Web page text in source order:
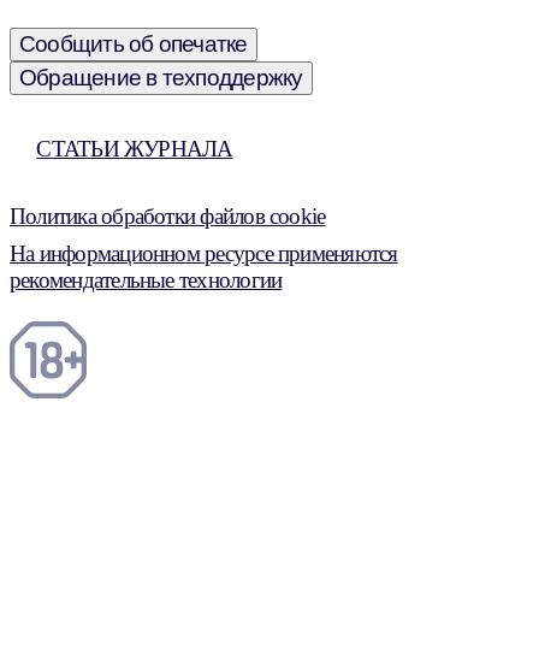
Сообщить об опечатке
Обращение в техподдержку
СТАТЬИ ЖУРНАЛА
Политика обработки файлов cookie
На информационном ресурсе применяются
рекомендательные технологии